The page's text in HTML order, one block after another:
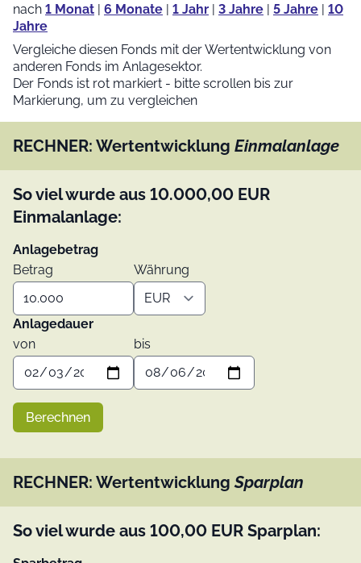
nach 1 Monat | 6 Monate | 1 Jahr | 3 Jahre | 5 Jahre | 10
Jahre
Vergleiche diesen Fonds mit der Wertentwicklung von
anderen Fonds im Anlagesektor.
Der Fonds ist rot markiert - bitte scrollen bis zur
Markierung, um zu vergleichen
RECHNER: Wertentwicklung Einmalanlage
So viel wurde aus 10.000,00 EUR
Einmalanlage:
Anlagebetrag
Betrag
Währung
Anlagedauer
von
bis
Berechnen
RECHNER: WertentwicklungSparplan
So viel wurde aus 100,00 EUR Sparplan: